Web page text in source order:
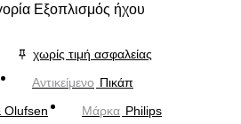
Εξοπλισμός ήχου
χωρίς τιμή ασφαλείας
Αντικείμενο Πικάπ
Olufsen Μάρκα Philips